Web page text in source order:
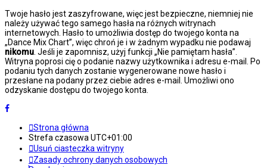
Twoje hasło jest zaszyfrowane, więc jest bezpieczne, niemniej nie
należy używać tego samego hasła na różnych witrynach
internetowych. Hasło to umożliwia dostęp do twojego konta na
„Dance Mix Chart”, więc chroń je i w żadnym wypadku nie podawaj
nikomu . Jeśli je zapomnisz, użyj funkcji „Nie pamiętam hasła”.
Witryna poprosi cię o podanie nazwy użytkownika i adresu e-mail. Po
podaniu tych danych zostanie wygenerowane nowe hasło i
przesłane na podany przez ciebie adres e-mail. Umożliwi ono
odzyskanie dostępu do twojego konta.
Strona główna
Strefa czasowa UTC+01:00
Usuń ciasteczka witryny
Zasady ochrony danych osobowych